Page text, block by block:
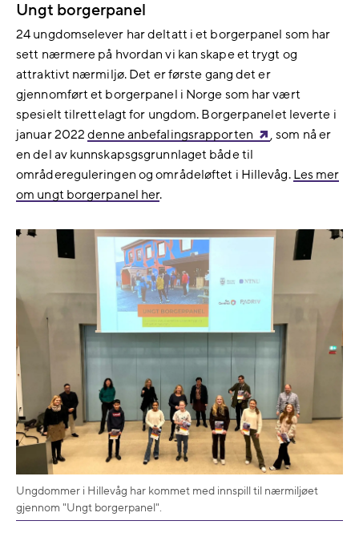
Ungt borgerpanel
24 ungdomselever har deltatt i et borgerpanel som har
sett nærmere på hvordan vi kan skape et trygt og
attraktivt nærmiljø. Det er første gang det er
gjennomført et borgerpanel i Norge som har vært
spesielt tilrettelagt for ungdom. Borgerpanelet leverte i
januar 2022denne anbefalingsrapporten
, som nå er
en del av kunnskapsgsgrunnlaget både til
områdereguleringen og områdeløftet i Hillevåg. Les mer
om ungt borgerpanel her.
Ungdommer i Hillevåg har kommet med innspill til nærmiljøet
gjennom "Ungt borgerpanel".